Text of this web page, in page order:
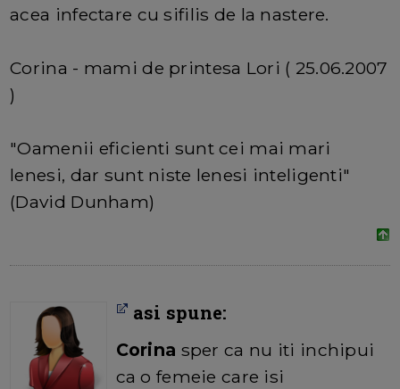
acea infectare cu sifilis de la nastere.
Corina - mami de printesa Lori ( 25.06.2007
)
"Oamenii eficienti sunt cei mai mari
lenesi, dar sunt niste lenesi inteligenti"
(David Dunham)
asi spune:
Corina sper ca nu iti inchipui
ca o femeie care isi